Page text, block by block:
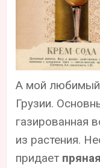
А мой любимый
Грузии.
газированная
из растения.
придает